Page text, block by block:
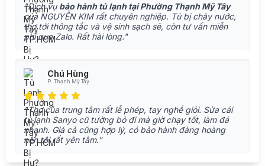
"Dịch vụ bảo hành tủ lạnh tại Phường Thạnh Mỹ Tây
của NGUYỄN KIM rất chuyên nghiệp. Tủ bị chảy nước,
thợ tới thông tắc và vệ sinh sạch sẽ, còn tư vấn miễn
phí qua Zalo. Rất hài lòng."
Chú Hùng
P. Thạnh Mỹ Tây
"Thợ của trung tâm rất lễ phép, tay nghề giỏi. Sửa cái
tủ lạnh Sanyo cũ tưởng bỏ đi mà giờ chạy tốt, làm đá
nhanh. Giá cả cũng hợp lý, có bảo hành đàng hoàng
nên tôi rất yên tâm."